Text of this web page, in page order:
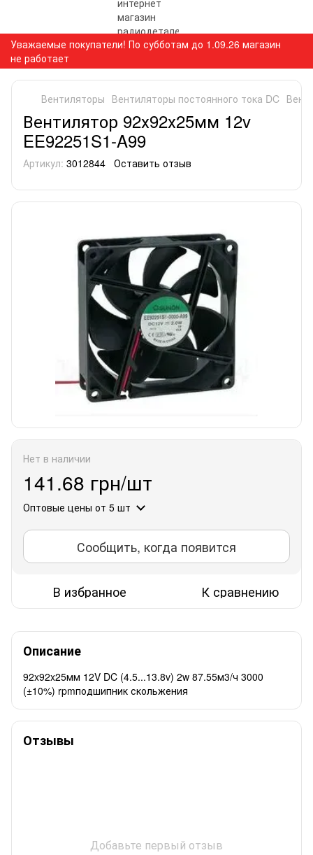
Уважаемые покупатели! По субботам до 1.09.26 магазин
не работает
Вентиляторы Вентиляторы постоянного тока DC
Вентилятор 92х92х25мм 12v
EE92251S1-A99
Артикул: 3012844 Оставить отзыв
Нет в наличии
141.68 грн/шт
Оптовые цены от 5 шт
Сообщить, когда появится
В избранное К сравнению
Описание
92x92x25мм 12V DC (4.5...13.8v) 2w 87.55м3/ч 3000
(±10%) rpmподшипник скольжения
Отзывы
Добавьте первый отзыв